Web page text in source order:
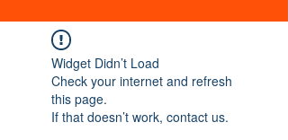
Widget Didn’t Load
Check your internet and refresh
this page.
If that doesn’t work, contact us.